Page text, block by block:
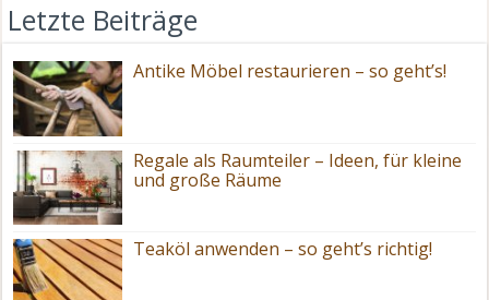
Letzte Beiträge
Antike Möbel restaurieren – so geht’s!
Regale als Raumteiler – Ideen, für kleine
und große Räume
Teaköl anwenden – so geht’s richtig!